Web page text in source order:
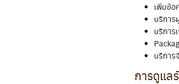
เพิ่มข้อ
บริกา
บริการ
บริการ
การดูแล